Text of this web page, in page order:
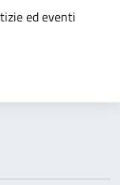
ed eventi